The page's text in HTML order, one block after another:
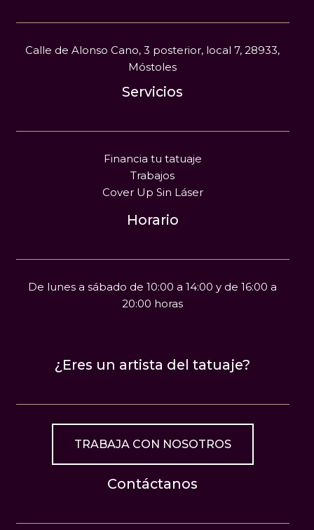
Calle de Alonso Cano, 3 posterior, local 7, 28933,
Móstoles
Servicios
Financia tu tatuaje
Trabajos
Cover Up Sin Láser
Horario
De lunes a sábado de 10:00 a 14:00 y de 16:00 a
20:00 horas
¿Eres un artista del tatuaje?
TRABAJA CON NOSOTROS
Contáctanos